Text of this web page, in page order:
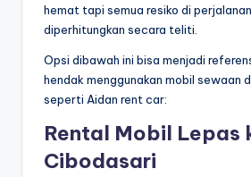
hemat tapi semua resiko di
diperhitungkan secara teliti.
Opsi dibawah ini bisa menjadi
hendak menggunakan mobil sewaan
seperti Aidan rent car:
Rental Mobil Lepas
Cibodasari